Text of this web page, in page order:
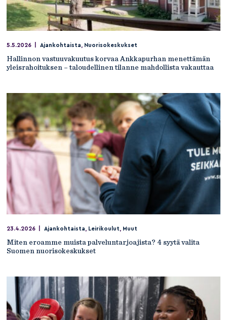
5.5.2026 Ajankohtaista Nuorisokeskukset
Hallinnon vastuuvakuutus korvaa Ankkapurhan menettämän
yleisrahoituksen – taloudellinen tilanne mahdollista vakauttaa
23.4.2026 Ajankohtaista Leirikoulut Muut
Miten eroamme muista palveluntarjoajista? 4 syytä valita
Suomen nuorisokeskukset